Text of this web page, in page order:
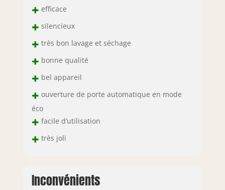
+ efficace
+ silencieux
+ très bon lavage et séchage
+ bonne qualité
+ bel appareil
+ ouverture de porte automatique en mode
éco
+ facile d’utilisation
+ très joli
Inconvénients